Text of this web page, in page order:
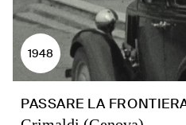
1948
PASSARE LA